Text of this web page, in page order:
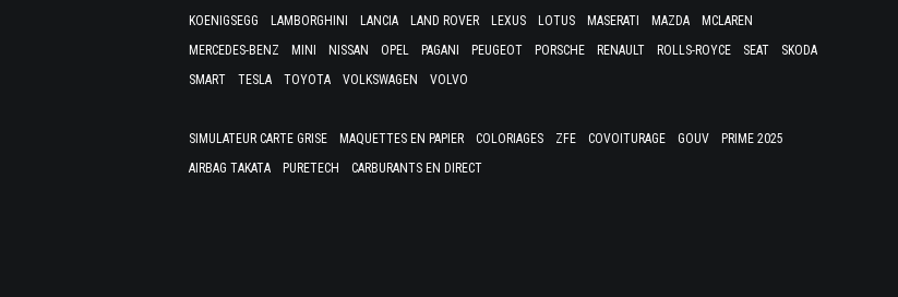
KOENIGSEGG
LAMBORGHINI LANCIA LAND ROVER LEXUS LOTUS MASERATI MAZDA
MCLAREN
MERCEDES-BENZ
MINI NISSAN OPEL PAGANI PEUGEOT PORSCHE RENAULT ROLLS-ROYCE SEAT
SKODA
SMART
TESLA TOYOTA VOLKSWAGEN VOLVO
SIMULATEUR CARTE GRISE MAQUETTES EN PAPIER COLORIAGES ZFE COVOITURAGE GOUV
PRIME 2025
AIRBAG TAKATA
PURETECH CARBURANTS EN DIRECT